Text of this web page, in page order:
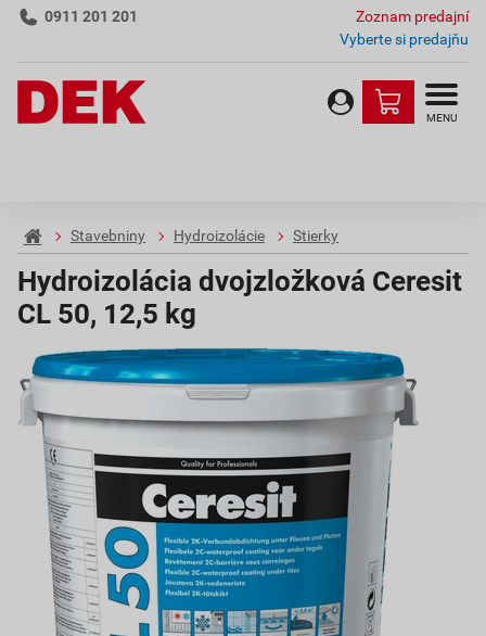
0911 201 201
Zoznam predajní
Vyberte si predajňu
MENU
Stavebniny Hydroizolácie Stierky
Hydroizolácia dvojzložková Ceresit
CL 50, 12,5 kg